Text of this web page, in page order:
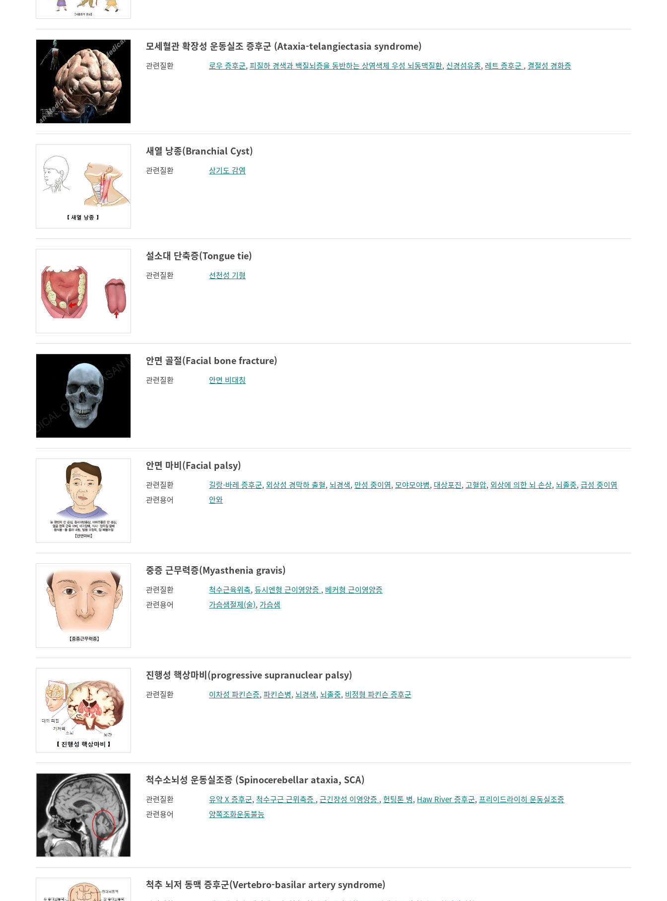
모세혈관 확장성 운동실조 증후군 (Ataxia-telangiectasia syndrome)
관련질환 로우 증후군,피질하 경색과 백질뇌증을 동반하는 상염색체 우성 뇌동맥질환, 신경섬유종, 레트 증후군 , 결절성 경화증
새열 낭종(Branchial Cyst)
관련질환 상기도 감염
설소대 단축증(Tongue tie)
관련질환 선천성 기형
안면 골절(Facial bone fracture)
관련질환 안면 비대칭
안면 마비(Facial palsy)
관련질환 길랑-바레 증후군, 외상성 경막하 출혈, 뇌경색, 만성 중이염,모야모야병, 대상포진,고혈압, 외상에 의한 뇌 손상, 뇌졸중,급성 중이염
관련용어
안와
중증 근무력증(Myasthenia gravis)
관련질환 척수근육위축,듀시엔형 근이영양증 , 베커형 근이영양증
관련용어
가슴샘절제(술), 가슴샘
진행성 핵상마비(progressive supranuclear palsy)
관련질환 이차성 파킨슨증,파킨슨병, 뇌경색, 뇌졸중, 비정형 파킨슨 증후군
척수소뇌성 운동실조증 (Spinocerebellar ataxia, SCA)
관련질환 유약 X 증후군, 척수구근 근위축증 ,근긴장성 이영양증 ,헌팅톤 병, Haw River 증후군,프리이드라이히 운동실조증
관련용어
양쪽조화운동불능
척추 뇌저 동맥 증후군(Vertebro-basilar artery syndrome)